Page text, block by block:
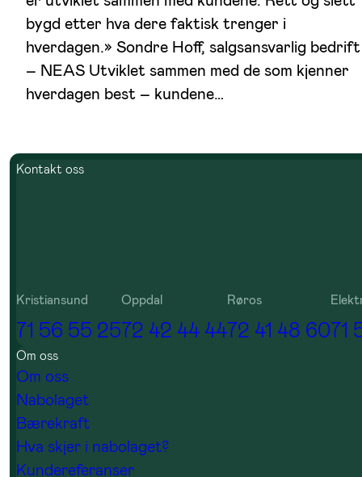
bygd etter hva dere faktisk trenger i
hverdagen.» Sondre Hoff, salgsansvarlig bedrift
– NEAS Utviklet sammen med de som kjenner
hverdagen best – kundene…
Kontakt oss
Kristiansund
71 56 55 25
Oppdal
72 42 44 44
Røros
72 41 48 6071
Om oss
Om oss
Nabolaget
Bærekraft
Hva skjer i nabolaget?
Kundereferanser